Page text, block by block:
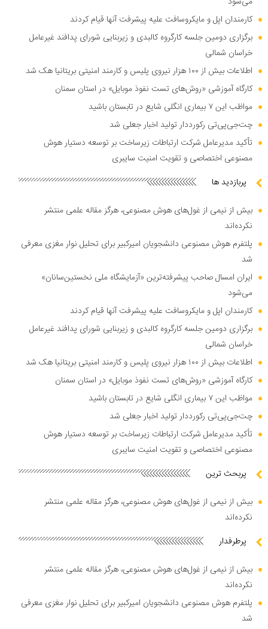
کارمندان اپل و مایکروسافت علیه پیشرفت آنها قیام کردند
برگزاری دومین جلسه کارگروه کالبدی و زیربنایی شورای پدافند غیرعامل
خراسان شمالی
اطلاعات بیش از ۱۰۰ هزار نیروی پلیس و کارمند امنیتی بریتانیا هک شد
کارگاه آموزشی «روش‌های تست نفوذ موبایل» در استان سمنان
مواظب این ۷ بیماری انگلی شایع در تابستان باشید
چت‌جی‌پی‌تی رکورددار تولید اخبار جعلی شد
تأکید مدیرعامل شرکت ارتباطات زیرساخت بر توسعه دستیار هوش
مصنوعی اختصاصی و تقویت امنیت سایبری
پربازدید ها
بیش از نیمی از غول‌های هوش مصنوعی، هرگز مقاله علمی منتشر
نکرده‌اند
پلتفرم هوش مصنوعی دانشجویان امیرکبیر برای تحلیل نوار مغزی معرفی
شد
ایران امسال صاحب پیشرفته‌ترین «آزمایشگاه ملی نخستین‌سانان»
می‌شود
کارمندان اپل و مایکروسافت علیه پیشرفت آنها قیام کردند
برگزاری دومین جلسه کارگروه کالبدی و زیربنایی شورای پدافند غیرعامل
خراسان شمالی
اطلاعات بیش از ۱۰۰ هزار نیروی پلیس و کارمند امنیتی بریتانیا هک شد
کارگاه آموزشی «روش‌های تست نفوذ موبایل» در استان سمنان
مواظب این ۷ بیماری انگلی شایع در تابستان باشید
چت‌جی‌پی‌تی رکورددار تولید اخبار جعلی شد
تأکید مدیرعامل شرکت ارتباطات زیرساخت بر توسعه دستیار هوش
مصنوعی اختصاصی و تقویت امنیت سایبری
پربحث ترین
بیش از نیمی از غول‌های هوش مصنوعی، هرگز مقاله علمی منتشر
نکرده‌اند
پرطرفدار
بیش از نیمی از غول‌های هوش مصنوعی، هرگز مقاله علمی منتشر
نکرده‌اند
پلتفرم هوش مصنوعی دانشجویان امیرکبیر برای تحلیل نوار مغزی معرفی
شد